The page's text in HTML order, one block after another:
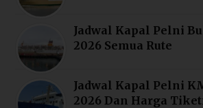
Jadwal Kapal Pelni
2026 Semua Rute
Jadwal Kapal Pelni
2026 Dan Harga